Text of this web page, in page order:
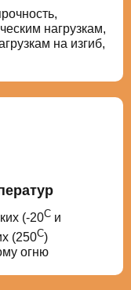
нагрузкам,
на изгиб,
(-20С и
(250С)
огню